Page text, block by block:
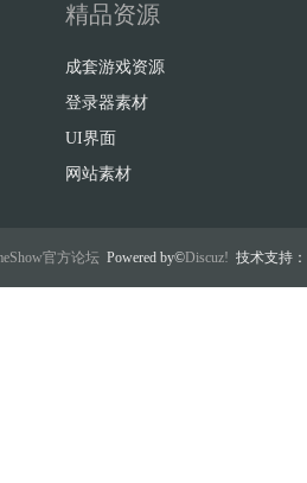
精品资源
成套游戏资源
登录器素材
UI界面
网站素材
官方论坛 Powered by©Discuz! 技术支持：